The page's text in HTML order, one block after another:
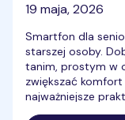
19 maja, 2026
Smartfon dla
starszej osoby.
tanim, prostym w
zwiększać
najważniejsze
prosty w